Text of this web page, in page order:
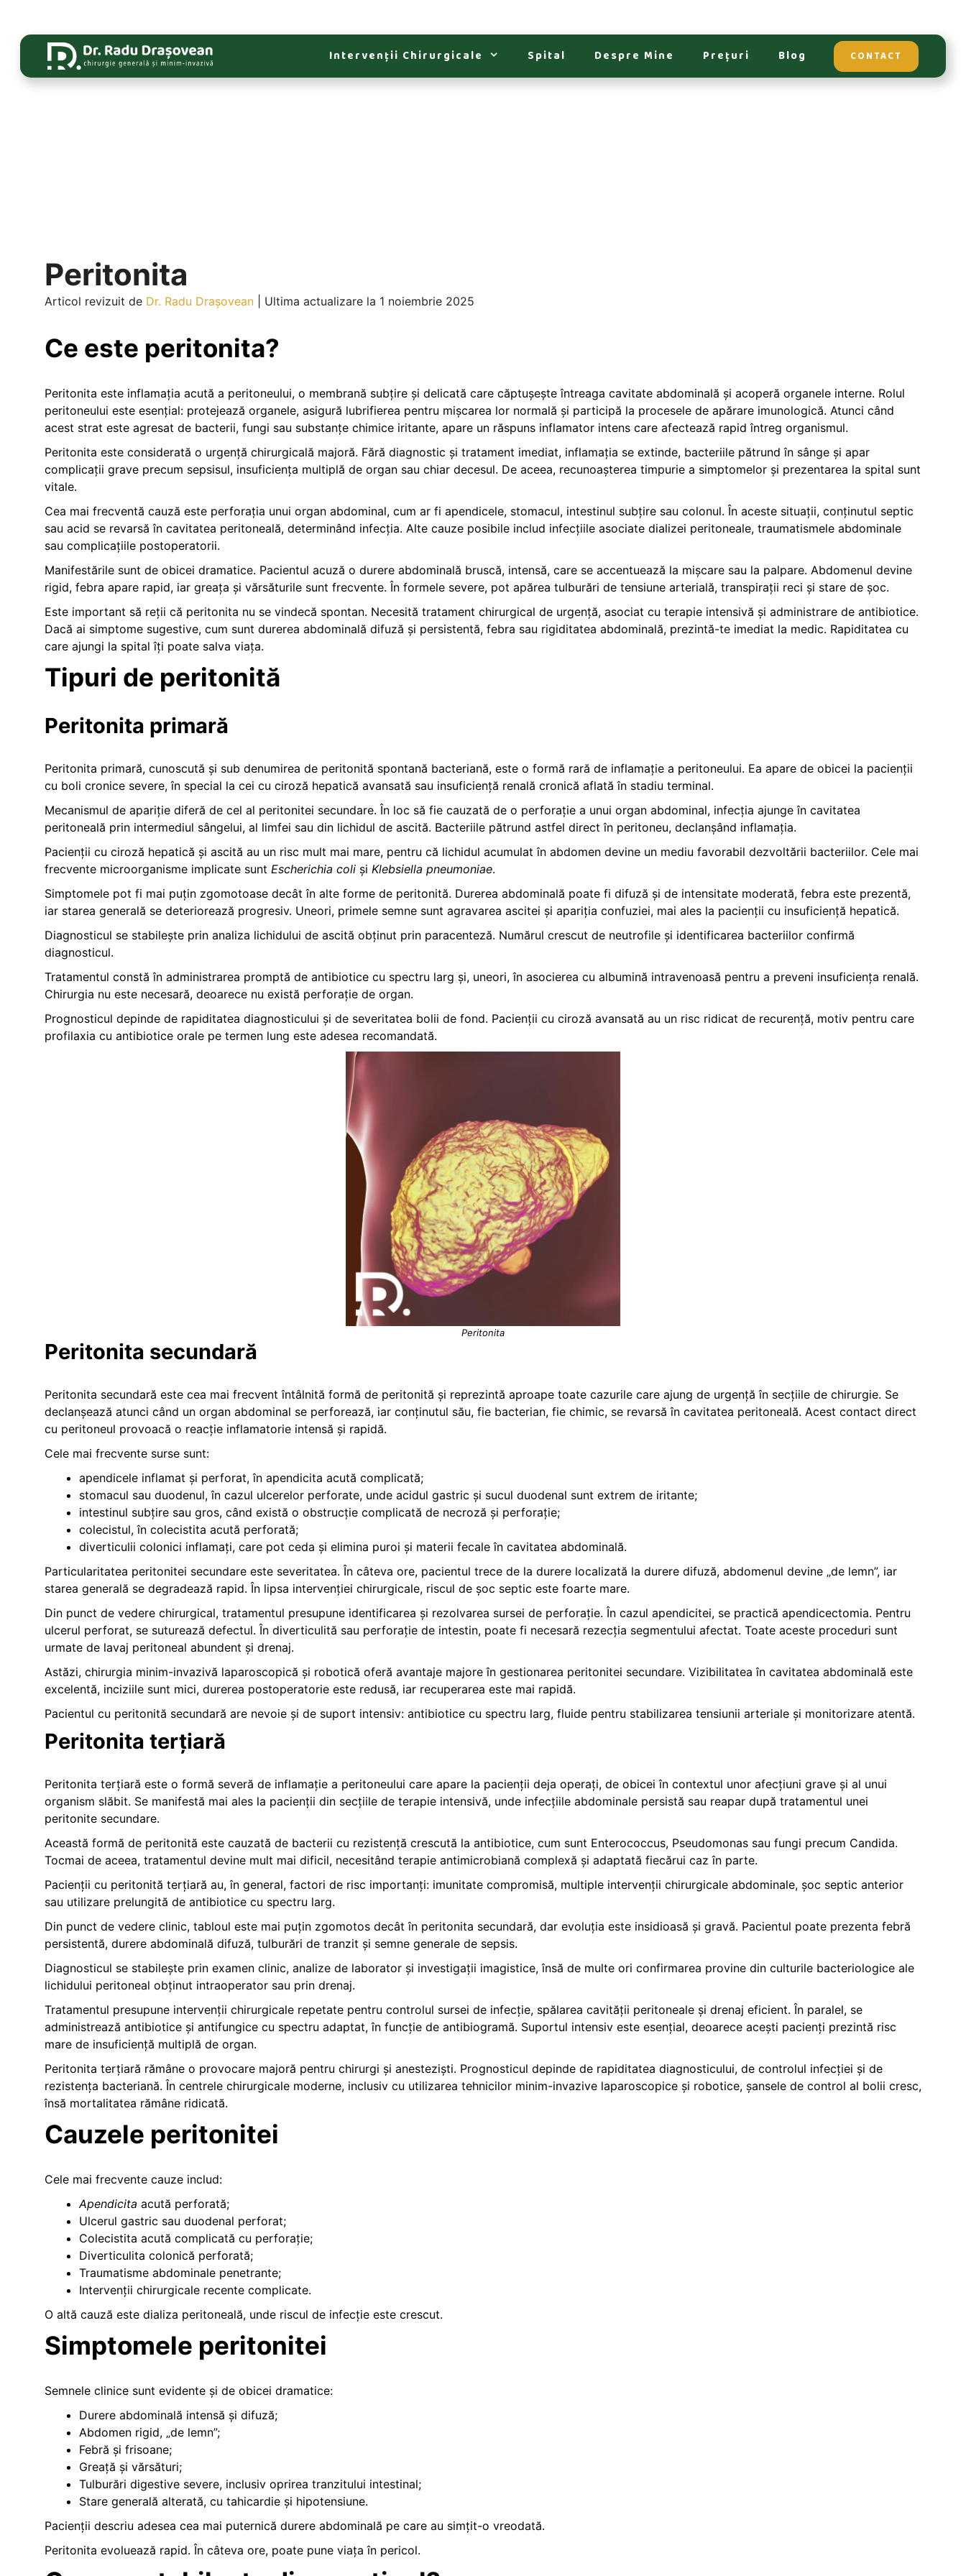
Intervenții Chirurgicale Spital Despre Mine Prețuri Blog CONTACT
Peritonita
Articol revizuit de Dr. Radu Drașovean Ultima actualizare la 1 noiembrie 2025
Ce este peritonita?
Peritonita este inflamația acută a peritoneului, o membrană subțire și delicată care căptușește întreaga cavitate abdominală și acoperă organele interne. Rolul
peritoneului este esențial: protejează organele, asigură lubrifierea pentru mișcarea lor normală și participă la procesele de apărare imunologică. Atunci când
acest strat este agresat de bacterii, fungi sau substanțe chimice iritante, apare un răspuns inflamator intens care afectează rapid întreg organismul.
Peritonita este considerată o urgență chirurgicală majoră. Fără diagnostic și tratament imediat, inflamația se extinde, bacteriile pătrund în sânge și apar
complicații grave precum sepsisul, insuficiența multiplă de organ sau chiar decesul. De aceea, recunoașterea timpurie a simptomelor și prezentarea la spital sunt
vitale.
Cea mai frecventă cauză este perforația unui organ abdominal, cum ar fi apendicele, stomacul, intestinul subțire sau colonul. În aceste situații, conținutul septic
sau acid se revarsă în cavitatea peritoneală, determinând infecția. Alte cauze posibile includ infecțiile asociate dializei peritoneale, traumatismele abdominale
sau complicațiile postoperatorii.
Manifestările sunt de obicei dramatice. Pacientul acuză o durere abdominală bruscă, intensă, care se accentuează la mișcare sau la palpare. Abdomenul devine
rigid, febra apare rapid, iar greața și vărsăturile sunt frecvente. În formele severe, pot apărea tulburări de tensiune arterială, transpirații reci și stare de șoc.
Este important să reții că peritonita nu se vindecă spontan. Necesită tratament chirurgical de urgență, asociat cu terapie intensivă și administrare de antibiotice.
Dacă ai simptome sugestive, cum sunt durerea abdominală difuză și persistentă, febra sau rigiditatea abdominală, prezintă-te imediat la medic. Rapiditatea cu
care ajungi la spital îți poate salva viața.
Tipuri de peritonită
Peritonita primară
Peritonita primară, cunoscută și sub denumirea de peritonită spontană bacteriană, este o formă rară de inflamație a peritoneului. Ea apare de obicei la pacienții
cu boli cronice severe, în special la cei cu ciroză hepatică avansată sau insuficiență renală cronică aflată în stadiu terminal.
Mecanismul de apariție diferă de cel al peritonitei secundare. În loc să fie cauzată de o perforație a unui organ abdominal, infecția ajunge în cavitatea
peritoneală prin intermediul sângelui, al limfei sau din lichidul de ascită. Bacteriile pătrund astfel direct în peritoneu, declanșând inflamația.
Pacienții cu ciroză hepatică și ascită au un risc mult mai mare, pentru că lichidul acumulat în abdomen devine un mediu favorabil dezvoltării bacteriilor. Cele mai
frecvente microorganisme implicate sunt Escherichia coli și Klebsiella pneumoniae.
Simptomele pot fi mai puțin zgomotoase decât în alte forme de peritonită. Durerea abdominală poate fi difuză și de intensitate moderată, febra este prezentă,
iar starea generală se deteriorează progresiv. Uneori, primele semne sunt agravarea ascitei și apariția confuziei, mai ales la pacienții cu insuficiență hepatică.
Diagnosticul se stabilește prin analiza lichidului de ascită obținut prin paracenteză. Numărul crescut de neutrofile și identificarea bacteriilor confirmă
diagnosticul.
Tratamentul constă în administrarea promptă de antibiotice cu spectru larg și, uneori, în asocierea cu albumină intravenoasă pentru a preveni insuficiența renală.
Chirurgia nu este necesară, deoarece nu există perforație de organ.
Prognosticul depinde de rapiditatea diagnosticului și de severitatea bolii de fond. Pacienții cu ciroză avansată au un risc ridicat de recurență, motiv pentru care
profilaxia cu antibiotice orale pe termen lung este adesea recomandată.
Peritonita
Peritonita secundară
Peritonita secundară este cea mai frecvent întâlnită formă de peritonită și reprezintă aproape toate cazurile care ajung de urgență în secțiile de chirurgie. Se
declanșează atunci când un organ abdominal se perforează, iar conținutul său, fie bacterian, fie chimic, se revarsă în cavitatea peritoneală. Acest contact direct
cu peritoneul provoacă o reacție inflamatorie intensă și rapidă.
Cele mai frecvente surse sunt:
apendicele inflamat și perforat, în apendicita acută complicată;
stomacul sau duodenul, în cazul ulcerelor perforate, unde acidul gastric și sucul duodenal sunt extrem de iritante;
intestinul subțire sau gros, când există o obstrucție complicată de necroză și perforație;
colecistul, în colecistita acută perforată;
diverticulii colonici inflamați, care pot ceda și elimina puroi și materii fecale în cavitatea abdominală.
Particularitatea peritonitei secundare este severitatea. În câteva ore, pacientul trece de la durere localizată la durere difuză, abdomenul devine „de lemn”, iar
starea generală se degradează rapid. În lipsa intervenției chirurgicale, riscul de șoc septic este foarte mare.
Din punct de vedere chirurgical, tratamentul presupune identificarea și rezolvarea sursei de perforație. În cazul apendicitei, se practică apendicectomia. Pentru
ulcerul perforat, se suturează defectul. În diverticulită sau perforație de intestin, poate fi necesară rezecția segmentului afectat. Toate aceste proceduri sunt
urmate de lavaj peritoneal abundent și drenaj.
Astăzi, chirurgia minim-invazivă laparoscopică și robotică oferă avantaje majore în gestionarea peritonitei secundare. Vizibilitatea în cavitatea abdominală este
excelentă, inciziile sunt mici, durerea postoperatorie este redusă, iar recuperarea este mai rapidă.
Pacientul cu peritonită secundară are nevoie și de suport intensiv: antibiotice cu spectru larg, fluide pentru stabilizarea tensiunii arteriale și monitorizare atentă.
Peritonita terțiară
Peritonita terțiară este o formă severă de inflamație a peritoneului care apare la pacienții deja operați, de obicei în contextul unor afecțiuni grave și al unui
organism slăbit. Se manifestă mai ales la pacienții din secțiile de terapie intensivă, unde infecțiile abdominale persistă sau reapar după tratamentul unei
peritonite secundare.
Această formă de peritonită este cauzată de bacterii cu rezistență crescută la antibiotice, cum sunt Enterococcus, Pseudomonas sau fungi precum Candida.
Tocmai de aceea, tratamentul devine mult mai dificil, necesitând terapie antimicrobiană complexă și adaptată fiecărui caz în parte.
Pacienții cu peritonită terțiară au, în general, factori de risc importanți: imunitate compromisă, multiple intervenții chirurgicale abdominale, șoc septic anterior
sau utilizare prelungită de antibiotice cu spectru larg.
Din punct de vedere clinic, tabloul este mai puțin zgomotos decât în peritonita secundară, dar evoluția este insidioasă și gravă. Pacientul poate prezenta febră
persistentă, durere abdominală difuză, tulburări de tranzit și semne generale de sepsis.
Diagnosticul se stabilește prin examen clinic, analize de laborator și investigații imagistice, însă de multe ori confirmarea provine din culturile bacteriologice ale
lichidului peritoneal obținut intraoperator sau prin drenaj.
Tratamentul presupune intervenții chirurgicale repetate pentru controlul sursei de infecție, spălarea cavității peritoneale și drenaj eficient. În paralel, se
administrează antibiotice și antifungice cu spectru adaptat, în funcție de antibiogramă. Suportul intensiv este esențial, deoarece acești pacienți prezintă risc
mare de insuficiență multiplă de organ.
Peritonita terțiară rămâne o provocare majoră pentru chirurgi și anesteziști. Prognosticul depinde de rapiditatea diagnosticului, de controlul infecției și de
rezistența bacteriană. În centrele chirurgicale moderne, inclusiv cu utilizarea tehnicilor minim-invazive laparoscopice și robotice, șansele de control al bolii cresc,
însă mortalitatea rămâne ridicată.
Cauzele peritonitei
Cele mai frecvente cauze includ:
Apendicita acută perforată;
Ulcerul gastric sau duodenal perforat;
Colecistita acută complicată cu perforație;
Diverticulita colonică perforată;
Traumatisme abdominale penetrante;
Intervenții chirurgicale recente complicate.
O altă cauză este dializa peritoneală, unde riscul de infecție este crescut.
Simptomele peritonitei
Semnele clinice sunt evidente și de obicei dramatice:
Durere abdominală intensă și difuză;
Abdomen rigid, „de lemn”;
Febră și frisoane;
Greață și vărsături;
Tulburări digestive severe, inclusiv oprirea tranzitului intestinal;
Stare generală alterată, cu tahicardie și hipotensiune.
Pacienții descriu adesea cea mai puternică durere abdominală pe care au simțit-o vreodată.
Peritonita evoluează rapid. În câteva ore, poate pune viața în pericol.